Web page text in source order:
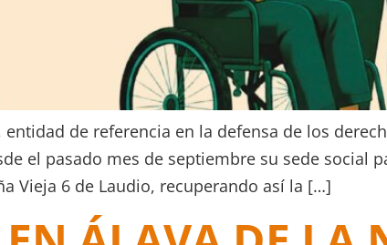
entidad de referencia en la defensa de los
el pasado mes de septiembre su sede social
Vieja 6 de Laudio, recuperando así la […]